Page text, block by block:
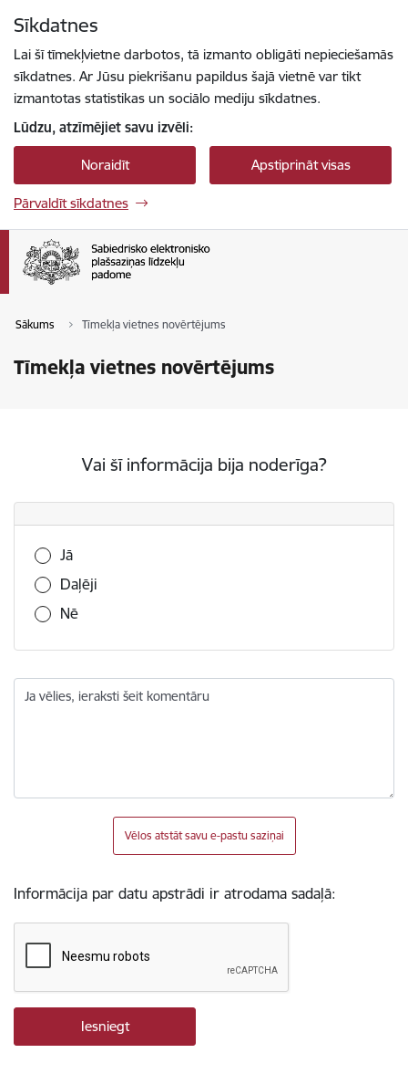
Sīkdatnes
Lai šī tīmekļvietne darbotos, tā izmanto obligāti nepieciešamās
sīkdatnes. Ar Jūsu piekrišanu papildus šajā vietnē var tikt
izmantotas statistikas un sociālo mediju sīkdatnes.
Lūdzu, atzīmējiet savu izvēli:
Noraidīt Apstiprināt visas
Pārvaldīt sīkdatnes
Sākums Tīmekļa vietnes novērtējums
Tīmekļa vietnes novērtējums
Vai šī informācija bija noderīga?
Vai šī informācija bija noderīga?
Jā
Daļēji
Nē
Ja vēlies, ieraksti šeit komentāru
Vēlos atstāt savu e-pastu saziņai
Informācija par datu apstrādi ir atrodama sadaļā: